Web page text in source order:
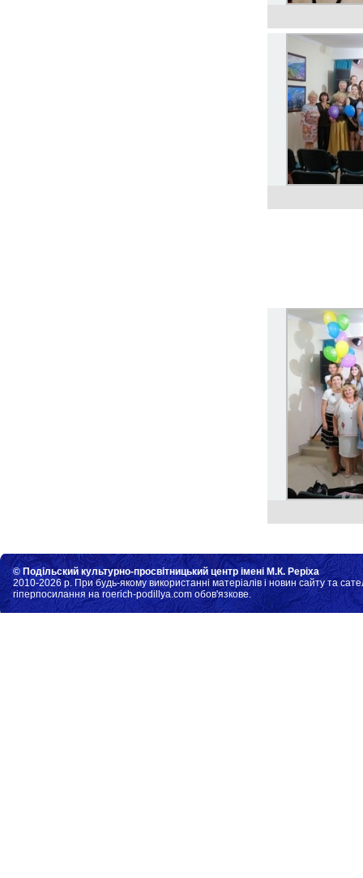
© Подільский культурно-просвітницький центр імені М.К. Реріха
2010-2026 р. При будь-якому використанні матеріалів і новин сайту та
гіперпосилання на roerich-podillya.com обов'язкове.